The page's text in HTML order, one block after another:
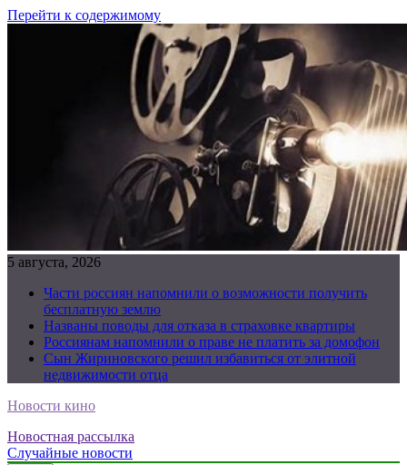
Перейти к содержимому
5 августа, 2026
Части россиян напомнили о возможности получить
бесплатную землю
Названы поводы для отказа в страховке квартиры
Россиянам напомнили о праве не платить за домофон
Сын Жириновского решил избавиться от элитной
недвижимости отца
Новости кино
Новостная рассылка
Случайные новости